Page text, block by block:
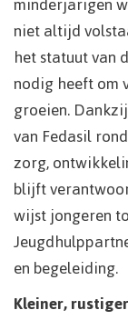
niet altijd
het statuut van
nodig heeft om
groeien.
van Fedasil
zorg,
blijft
wijst jongeren
en begeleiding.
Kleiner,